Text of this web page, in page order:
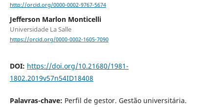
http://orcid.org/0000-0002-9767-5674
Jefferson Marlon Monticelli
Universidade La Salle
https://orcid.org/0000-0002-1605-7090
DOI: https://doi.org/10.21680/1981-
1802.2019v57n54ID18408
Palavras-chave: Perfil de gestor. Gestão universitária.